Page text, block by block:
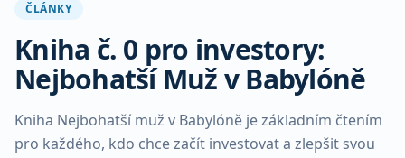
ČLÁNKY
Kniha č. 0 pro investory:
Nejbohatší Muž v Babylóně
Kniha Nejbohatší muž v Babylóně je základním čtením
pro každého, kdo chce začít investovat a zlepšit svou